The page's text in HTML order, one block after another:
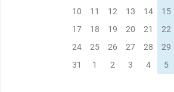
10
11 12 13 14 15
17
18 19 20 21 22
24
25 26 27 28 29
31
1 2 3 4 5